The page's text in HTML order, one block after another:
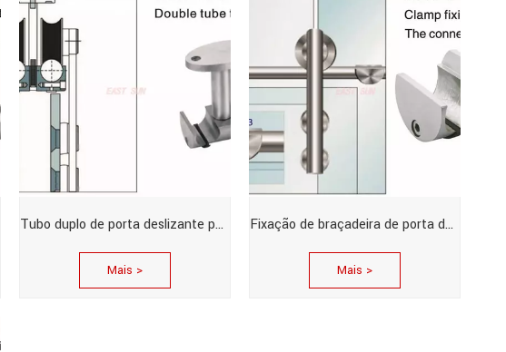
Tubo duplo de porta deslizante para braçadeira de teto Dorma Design
Mais >
Fixação de braçadeira de porta deslizante para rastrear a conexão com design Dorma de vidro
Mais >